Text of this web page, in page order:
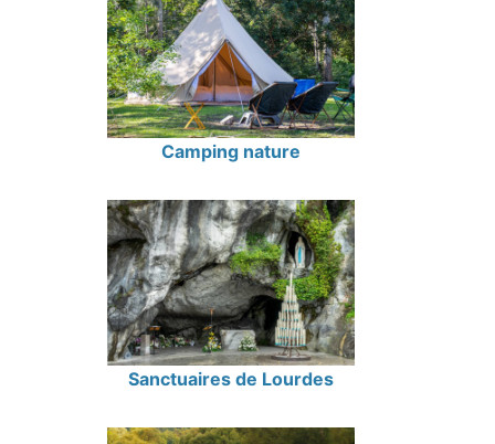
Camping nature
Sanctuaires de Lourdes